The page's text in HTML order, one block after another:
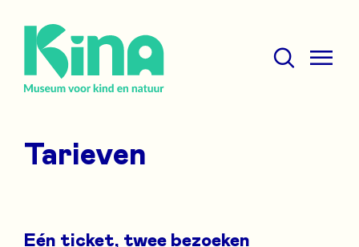
not
required
Zoeken
Mobile
Agenda
Nieuwsbrief
Tarieven
Eén ticket, twee bezoeken